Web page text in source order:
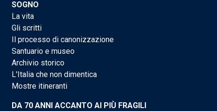
SOGNO
La vita
Gli scritti
Il processo di canonizzazione
Santuario e museo
Archivio storico
L'Italia che non dimentica
Mostre itineranti
DA 70 ANNI ACCANTO AI PIÙ FRAGILI